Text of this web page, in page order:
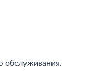
обслуживания.